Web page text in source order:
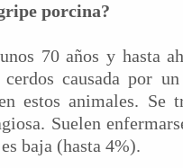
porcina?
70 años y hasta
causada por
estos animales. Se
Suelen
baja (hasta 4%).